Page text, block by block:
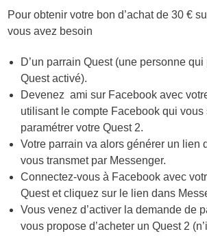
Pour obtenir votre bon d’achat de 30 €
vous avez besoin
D’un parrain Quest (une personne
Quest activé).
Devenez ami sur Facebook avec
utilisant le compte Facebook qui vous
paramétrer votre Quest 2.
Votre parrain va alors générer un lien
vous transmet par Messenger.
Connectez-vous à Facebook avec
Quest et cliquez sur le lien dans
Vous venez d’activer la demande de
vous propose d’acheter un Quest 2